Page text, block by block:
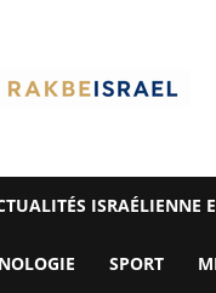
ISRAÉLIENNE
SPORT